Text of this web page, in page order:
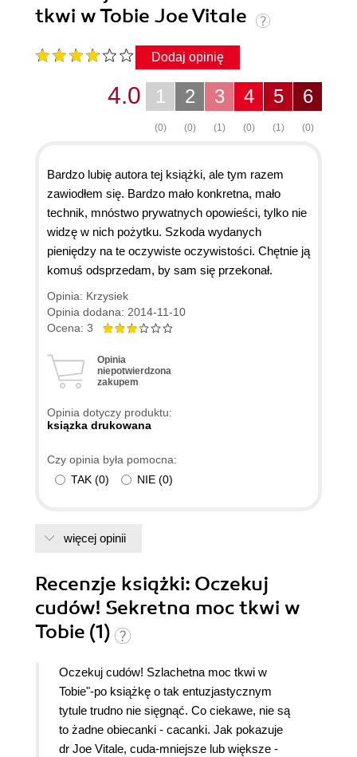
tkwi w Tobie Joe Vitale
Dodaj opinię
6
(0)
5
(1)
4
(0)
3
(1)
2
(0)
1
(0)
4.0
Bardzo lubię autora tej książki, ale tym razem
zawiodłem się. Bardzo mało konkretna, mało
technik, mnóstwo prywatnych opowieści, tylko nie
widzę w nich pożytku. Szkoda wydanych
pieniędzy na te oczywiste oczywistości. Chętnie ją
komuś odsprzedam, by sam się przekonał.
Opinia: Krzysiek
Opinia dodana: 2014-11-10
Ocena: 3
Opinia
niepotwierdzona
zakupem
Opinia dotyczy produktu:
ksiązka drukowana
Czy opinia była pomocna:
TAK (0) NIE (0)
więcej opinii
Recenzje książki: Oczekuj
cudów! Sekretna moc tkwi w
Tobie (1)
Oczekuj cudów! Szlachetna moc tkwi w
Tobie"-po książkę o tak entuzjastycznym
tytule trudno nie sięgnąć. Co ciekawe, nie są
to żadne obiecanki - cacanki. Jak pokazuje
dr Joe Vitale, cuda-mniejsze lub większe -